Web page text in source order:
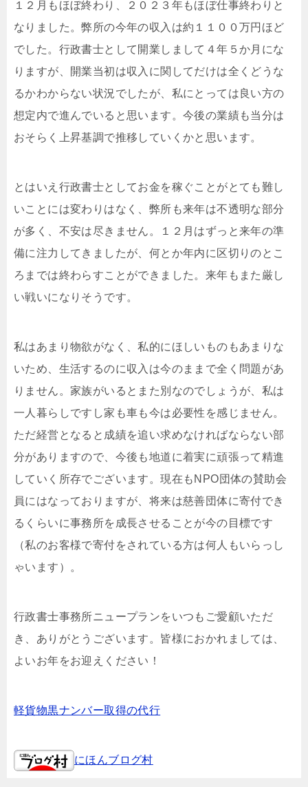
１２月もほぼ終わり、２０２３年もほぼ仕事終わりと
なりました。弊所の今年の収入は約１１００万円ほど
でした。行政書士として開業しまして４年５か月にな
りますが、開業当初は収入に関してだけは全くどうな
るかわからない状況でしたが、私にとっては良い方の
想定内で進んでいると思います。今後の業績も当分は
おそらく上昇基調で推移していくかと思います。
とはいえ行政書士としてお金を稼ぐことがとても難し
いことには変わりはなく、弊所も来年は不透明な部分
が多く、不安は尽きません。１２月はずっと来年の準
備に注力してきましたが、何とか年内に区切りのとこ
ろまでは終わらすことができました。来年もまた厳し
い戦いになりそうです。
私はあまり物欲がなく、私的にほしいものもあまりな
いため、生活するのに収入は今のままで全く問題があ
りません。家族がいるとまた別なのでしょうが、私は
一人暮らしですし家も車も今は必要性を感じません。
ただ経営となると成績を追い求めなければならない部
分がありますので、今後も地道に着実に頑張って精進
していく所存でございます。現在もNPO団体の賛助会
員にはなっておりますが、将来は慈善団体に寄付でき
るくらいに事務所を成長させることが今の目標です
（私のお客様で寄付をされている方は何人もいらっし
ゃいます）。
行政書士事務所ニュープランをいつもご愛顧いただ
き、ありがとうございます。皆様におかれましては、
よいお年をお迎えください！
軽貨物黒ナンバー取得の代行
にほんブログ村